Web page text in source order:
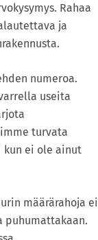
Rahaa
ja
numeroa.
useita
turvata
kun ei ole ainut
määrärahoja ei
puhumattakaan.